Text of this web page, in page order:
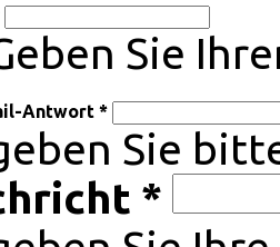
Sie
Antwort *
Sie
*